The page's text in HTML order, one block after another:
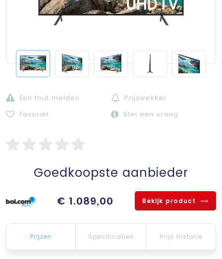
Een fout melden
Prijswekker
Favoriet
Stel een vraag
Goedkoopste aanbieder
€ 1.089,00 Bekijk product
Prijzen Specificaties Prijs historie